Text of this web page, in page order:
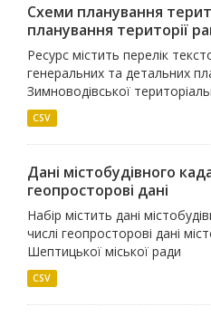
Схеми планування
планування території
Ресурс містить перелік
генеральних та детальних
Зимноводівської
CSV
Дані містобудівного
геопросторові дані
Набір містить дані
числі геопросторові дані
Шептицької міської ради
CSV